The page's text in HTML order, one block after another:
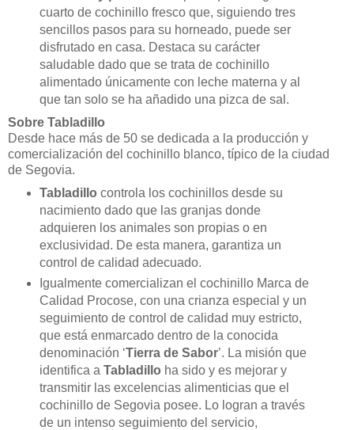
cuarto de cochinillo fresco que, siguiendo tres
sencillos pasos para su horneado, puede ser
disfrutado en casa. Destaca su carácter
saludable dado que se trata de cochinillo
alimentado únicamente con leche materna y al
que tan solo se ha añadido una pizca de sal.
Sobre Tabladillo
Desde hace más de 50 se dedicada a la producción y
comercialización del cochinillo blanco, típico de la ciudad
de Segovia.
Tabladillo controla los cochinillos desde su
nacimiento dado que las granjas donde
adquieren los animales son propias o en
exclusividad. De esta manera, garantiza un
control de calidad adecuado.
Igualmente comercializan el cochinillo Marca de
Calidad Procose, con una crianza especial y un
seguimiento de control de calidad muy estricto,
que está enmarcado dentro de la conocida
denominación ‘Tierra de Sabor’. La misión que
identifica a Tabladillo ha sido y es mejorar y
transmitir las excelencias alimenticias que el
cochinillo de Segovia posee. Lo logran a través
de un intenso seguimiento del servicio,